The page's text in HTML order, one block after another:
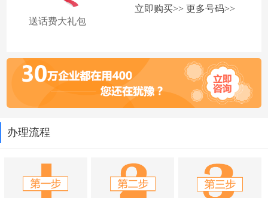
送话费大礼包
立即购买>> 更多号码>>
办理流程